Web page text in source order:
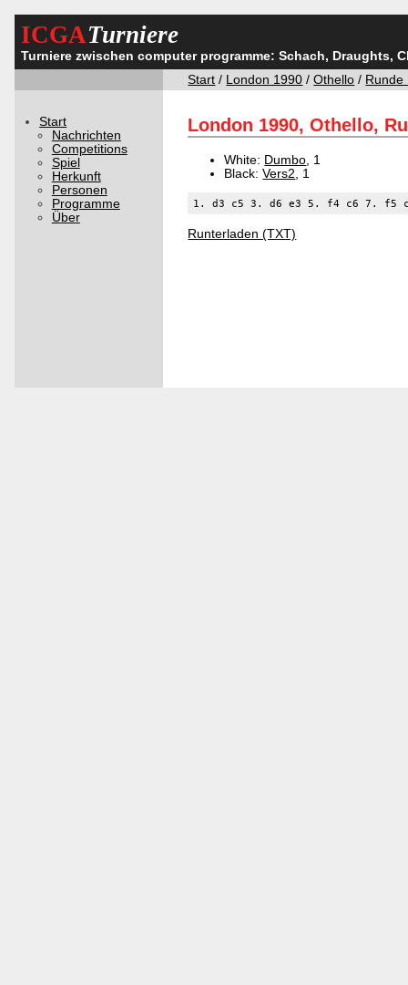
ICGATurniere
Turniere zwischen computer programme: Schach, Draughts,
Start / London 1990 /Othello / Runde
Start
Nachrichten
Competitions
Spiel
Herkunft
Personen
Programme
Über
London 1990, Othello,
White: Dumbo , 1
Black:Vers2 , 1
1. d3 c5 3. d6 e3 5. f4 c6 7. f5
Runterladen (TXT)